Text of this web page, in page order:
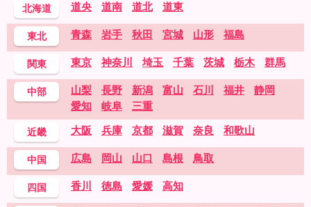
北海道 道央 道南 道北 道東
東北 青森 岩手 秋田 宮城 山形 福島
関東 東京 神奈川 埼玉 千葉 茨城 栃木 群馬
中部 山梨 長野 新潟 富山 石川 福井
静岡
愛知
岐阜 三重
近畿 大阪 兵庫 京都 滋賀 奈良 和歌山
中国 広島 岡山 山口 島根 鳥取
四国 香川 徳島 愛媛 高知